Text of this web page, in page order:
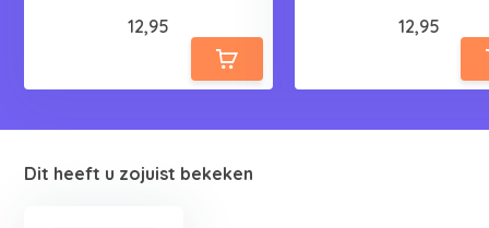
12,95 12,95
Dit heeft u zojuist bekeken